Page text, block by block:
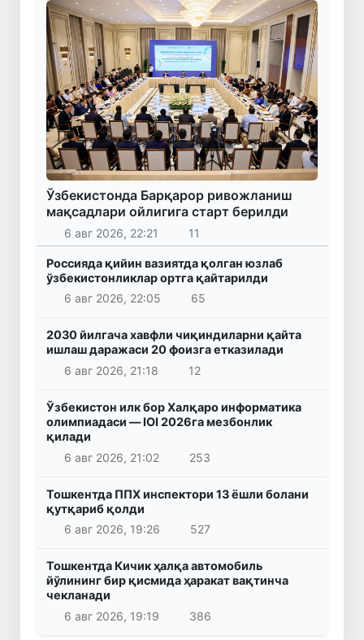
Ўзбекистонда Барқарор ривожланиш
мақсадлари ойлигига старт берилди
6 авг 2026, 22:21 11
Россияда қийин вазиятда қолган юзлаб
ўзбекистонликлар ортга қайтарилди
6 авг 2026, 22:05
65
2030 йилгача хавфли чиқиндиларни қайта
ишлаш даражаси 20 фоизга етказилади
6 авг 2026, 21:18
12
Ўзбекистон илк бор Халқаро информатика
олимпиадаси — IOI 2026га мезбонлик
қилади
6 авг 2026, 21:02
253
Тошкентда ППХ инспектори 13 ёшли болани
қутқариб қолди
6 авг 2026, 19:26
527
Тошкентда Кичик ҳалқа автомобиль
йўлининг бир қисмида ҳаракат вақтинча
чекланади
6 авг 2026, 19:19
386